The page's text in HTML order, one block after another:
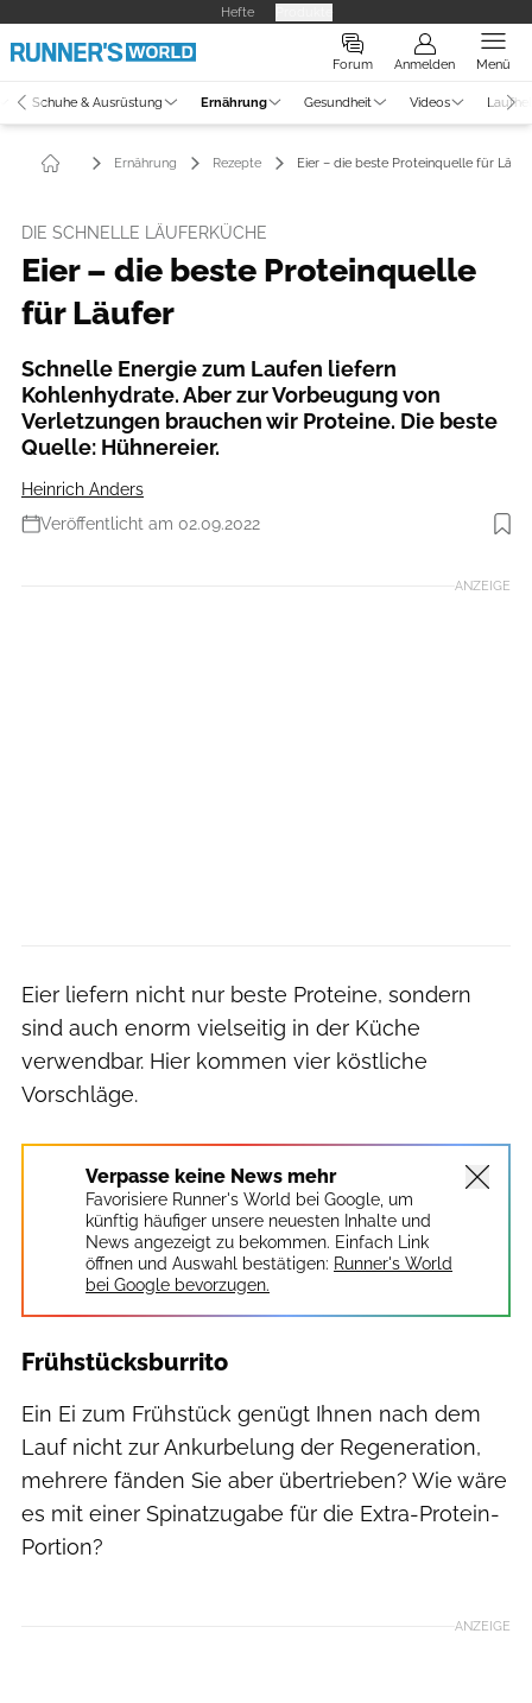
Hefte
Forum Anmelden Menü
Schuhe & Ausrüstung Ernährung Gesundheit Videos
Ernährung Rezepte Eier – die beste Proteinquelle für
DIE SCHNELLE LÄUFERKÜCHE
Eier – die beste Proteinquelle
für Läufer
Schnelle Energie zum Laufen liefern
Kohlenhydrate. Aber zur Vorbeugung von
Verletzungen brauchen wir Proteine. Die beste
Quelle: Hühnereier.
Heinrich Anders
Veröffentlicht am 02.09.2022
Foto: iStockphoto
ANZEIGE
Eier liefern nicht nur beste Proteine, sondern
sind auch enorm vielseitig in der Küche
verwendbar. Hier kommen vier köstliche
Vorschläge.
Verpasse keine News mehr
Favorisiere Runner's World bei Google, um
künftig häufiger unsere neuesten Inhalte und
News angezeigt zu bekommen. Einfach Link
öffnen und Auswahl bestätigen: Runner's World
bei Google bevorzugen.
Frühstücksburrito
Ein Ei zum Frühstück genügt Ihnen nach dem
Lauf nicht zur Ankurbelung der Regeneration,
mehrere fänden Sie aber übertrieben? Wie wäre
es mit einer Spinatzugabe für die Extra-Protein-
Portion?
ANZEIGE